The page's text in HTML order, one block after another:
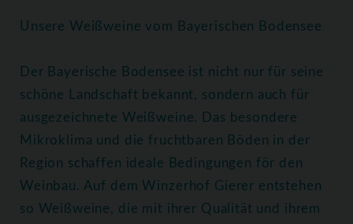
Unsere Weißweine vom Bayerischen Bodensee
Der Bayerische Bodensee ist nicht nur für seine
schöne Landschaft bekannt, sondern auch für
ausgezeichnete Weißweine. Das besondere
Mikroklima und die fruchtbaren Böden in der
Region schaffen ideale Bedingungen för den
Weinbau. Auf dem Winzerhof Gierer entstehen
so Weißweine, die mit ihrer Qualität und ihrem